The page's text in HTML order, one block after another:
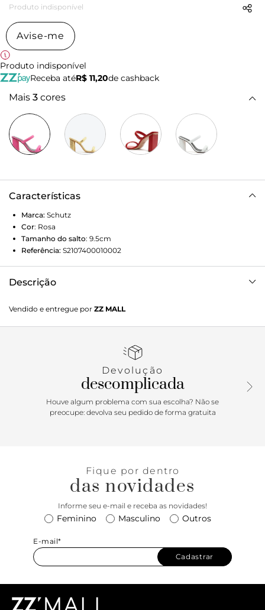
Produto indisponível
Avise-me
Produto indisponível
Receba atéR$ 11,20de cashback
Mais 3 cores
Características
Marca: Schutz
Cor: Rosa
Tamanho do salto: 9.5cm
Referência: S2107400010002
Descrição
aquele item “go to” para produções práticas e estilosas!
Esse modelo se destaca pelas linhas simples de seu salto e
que vão do jeans a vestidos de todos os comprimentos,
Vendido e entregue por ZZ MALL
Devolução
descomplicada
Houve algum problema com sua escolha? Não se
preocupe: devolva seu pedido de forma gratuita
Fique por dentro
das novidades
Informe seu e-mail e receba as novidades!
Feminino Masculino Outros
E-mail*
Cadastrar